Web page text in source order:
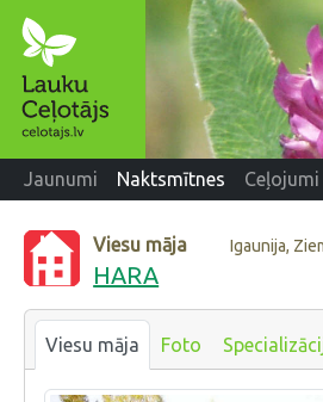
Jaunumi Naktsmītnes Ceļojumi
Viesu māja Igaunija,
HARA
Viesu māja Foto